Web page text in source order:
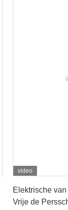
video
Elektrische
Vrije de